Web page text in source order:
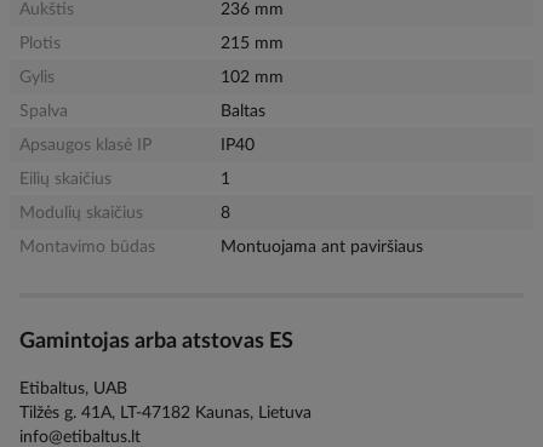
Aukštis
236 mm
Plotis
215 mm
Gylis
102 mm
Spalva
Baltas
Apsaugos klasė IP
IP40
Eilių skaičius
1
Modulių skaičius
8
Montavimo būdas
Montuojama ant paviršiaus
Gamintojas arba atstovas ES
Etibaltus, UAB
Tilžės g. 41A, LT-47182 Kaunas, Lietuva
info@etibaltus.lt